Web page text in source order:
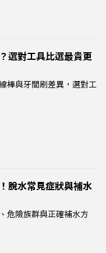
選對工具比選最貴更
棒與牙間刷差異，選對工
脫水常見症狀與補水
危險族群與正確補水方